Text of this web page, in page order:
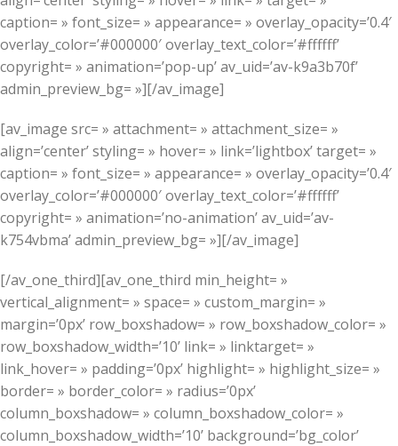
caption= » font_size= » appearance= » overlay_opacity=’0.4′
overlay_color=’#000000′ overlay_text_color=’#ffffff’
copyright= » animation=’pop-up’ av_uid=’av-k9a3b70f’
admin_preview_bg= »][/av_image]
[av_image src= » attachment= » attachment_size= »
align=’center’ styling= » hover= » link=’lightbox’ target= »
caption= » font_size= » appearance= » overlay_opacity=’0.4′
overlay_color=’#000000′ overlay_text_color=’#ffffff’
copyright= » animation=’no-animation’ av_uid=’av-
k754vbma’ admin_preview_bg= »][/av_image]
[/av_one_third][av_one_third min_height= »
vertical_alignment= » space= » custom_margin= »
margin=’0px’ row_boxshadow= » row_boxshadow_color= »
row_boxshadow_width=’10’ link= » linktarget= »
link_hover= » padding=’0px’ highlight= » highlight_size= »
border= » border_color= » radius=’0px’
column_boxshadow= » column_boxshadow_color= »
column_boxshadow_width=’10’ background=’bg_color’